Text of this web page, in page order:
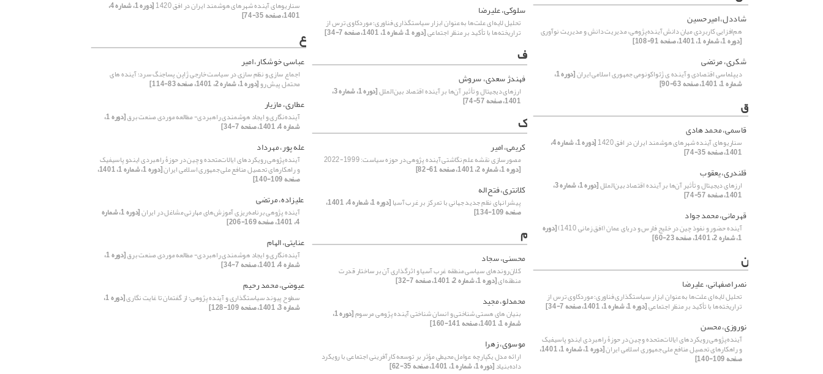
سناریوهای آینده شهرهای هوشمند ایران در افق 1420 [دوره 1، شماره 4،
1401، صفحه 35-74] سلوکی، علیرضا
تحلیل لایه‌ای علت‌ها به‌عنوان ابزار سیاستگذاری فناوری؛ موردکاوی ترس از
تراریخته‌ها با تأکید بر منظر اجتماعی[دوره 1، شماره 1، 1401، صفحه 7-34]
شاددل، امیرحسین
هم‌افزایی کاربردی میان دانش آینده‌پژوهی، مدیریت دانش و مدیریت نوآوری
[دوره 1، شماره 1، 1401، صفحه 91-108]
شکری، مرتضی
دیپلماسی اقتصادی و آینده ی ژئواکونومی جمهوری اسلامی ایران [دوره 1،
شماره 1، 1401، صفحه 63-90]
ع
عباسی خوشکار، امیر
اجماع سازی و نظم سازی در سیاست خارجی ژاپن پساجنگ سرد؛ آینده های
محتمل پیش رو[دوره 1، شماره 2، 1401، صفحه 83-114]
عطاری، مازیار
آینده‌نگاری و ایجاد هوشمندی راهبردی- مطالعه موردی صنعت برق [دوره 1،
شماره 4، 1401، صفحه 7-34]
عله پور، مهرداد
آینده‌پژوهی رویکردهای ایالات‌متحده و چین در حوزۀ راهبردی ایندو پاسیفیک
و راهکارهای تحصیل منافع ملی جمهوری اسلامی ایران [دوره 1، شماره 1، 1401،
صفحه 109-140]
علیزاده، مرتضی
آینده ‌پژوهی برنامه‌ریزی آموزش‌های مهارتی مشاغل در ایران [دوره 1، شماره
4، 1401، صفحه 169-206]
عنایتی، الهام
آینده‌نگاری و ایجاد هوشمندی راهبردی- مطالعه موردی صنعت برق [دوره 1،
شماره 4، 1401، صفحه 7-34]
عیوضی، محمد رحیم
سطوح پیوند سیاستگذاری و آینده پژوهی؛ از گفتمان تا غایت نگاری [دوره 1،
شماره 3، 1401، صفحه 109-128]
ف
فهندژ سعدی، سروش
ارزهای دیجیتال و تأثیر آن‌ها بر آینده اقتصاد بین‌الملل [دوره 1، شماره 3،
1401، صفحه 57-74] ق
قاسمی، محمد هادی
سناریوهای آینده شهرهای هوشمند ایران در افق 1420 [دوره 1، شماره 4،
1401، صفحه 35-74]
قلندری، یعقوب
ارزهای دیجیتال و تأثیر آن‌ها بر آینده اقتصاد بین‌الملل [دوره 1، شماره 3،
1401، صفحه 57-74]
قهرمانی، محمد جواد
آینده حضور و نفوذ چین در خلیج فارس و دریای عمان (افق زمانی 1410) [دوره
1، شماره 2، 1401، صفحه 23-60]
ک
کریمی، امیر
مصورسازی نقشه علم نگاشتی آینده پژوهی در حوزه سیاست: 1999-2022
[دوره 1، شماره 2، 1401، صفحه 61-82]
کلانتری، فتح اله
پیشرانهای نظم جدید جهانی با تمرکز بر غرب آسیا [دوره 1، شماره 4، 1401،
صفحه 109-134]
م
محسنی، سجاد
کلان‌روندهای سیاسی منطقه غرب آسیا و اثرگذاری آن بر ساختار قدرت
منطقه‌ای[دوره 1، شماره 2، 1401، صفحه 7-32]
محمدلو، مجید
بنیان های هستی شناختی و انسان شناختی آینده پژوهی مرسوم [دوره 1،
شماره 1، 1401، صفحه 141-160]
موسوی، زهرا
ارائه مدل یکپارچه عوامل محیطی مؤثر بر توسعه کارآفرینی اجتماعی با رویکرد
داده‌بنیاد[دوره 1، شماره 1، 1401، صفحه 35-62]
ن
نصر اصفهانی، علیرضا
تحلیل لایه‌ای علت‌ها به‌عنوان ابزار سیاستگذاری فناوری؛ موردکاوی ترس از
تراریخته‌ها با تأکید بر منظر اجتماعی[دوره 1، شماره 1، 1401، صفحه 7-34]
نوروزی، محسن
آینده‌پژوهی رویکردهای ایالات‌متحده و چین در حوزۀ راهبردی ایندو پاسیفیک
و راهکارهای تحصیل منافع ملی جمهوری اسلامی ایران [دوره 1، شماره 1، 1401،
صفحه 109-140]